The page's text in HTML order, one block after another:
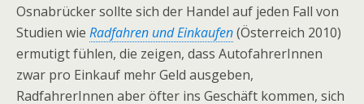
Osnabrücker sollte sich der Handel auf jeden Fall von
Studien wie Radfahren und Einkaufen(Österreich 2010)
ermutigt fühlen, die zeigen, dass AutofahrerInnen
zwar pro Einkauf mehr Geld ausgeben,
RadfahrerInnen aber öfter ins Geschäft kommen, sich